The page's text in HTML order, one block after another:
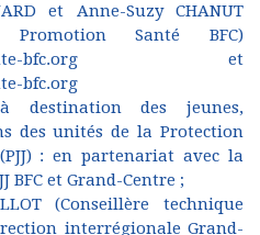
et Anne-Suzy CHANUT
Santé BFC)
sante-bfc.org et
bfc.org
des jeunes,
des unités de la Protection
: en partenariat avec la
BFC et Grand-Centre ;
(Conseillère technique
interrégionale Grand-